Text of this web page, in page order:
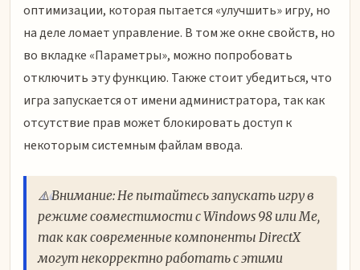
оптимизации, которая пытается «улучшить» игру, но
на деле ломает управление. В том же окне свойств, но
во вкладке «Параметры», можно попробовать
отключить эту функцию. Также стоит убедиться, что
игра запускается от имени администратора, так как
отсутствие прав может блокировать доступ к
некоторым системным файлам ввода.
⚠️ Внимание: Не пытайтесь запускать игру в
режиме совместимости с Windows 98 или Me,
так как современные компоненты DirectX
могут некорректно работать с этими